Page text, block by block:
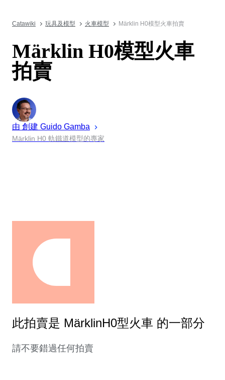
Catawiki 玩具及模型 火車模型 Märklin H0模型火車拍賣
Märklin H0模型火車
拍賣
由 創建 Guido Gamba
Märklin H0 軌鐵道模型的專家
此拍賣是 MärklinH0型火車 的一部分
請不要錯過任何拍賣